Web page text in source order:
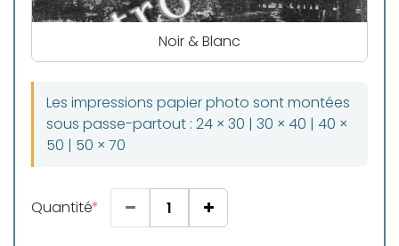
Noir & Blanc
Les impressions papier photo sont montées
sous passe-partout : 24 × 30 | 30 × 40 | 40 ×
50 | 50 × 70
Quantité